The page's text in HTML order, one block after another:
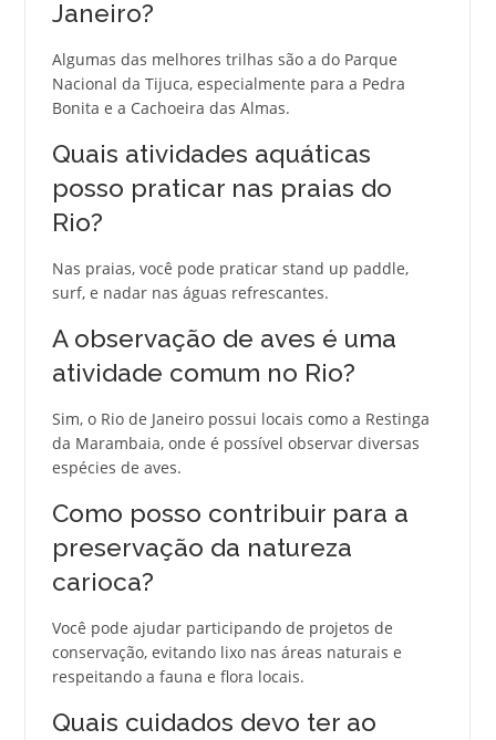
Janeiro?
Algumas das melhores trilhas são a do Parque
Nacional da Tijuca, especialmente para a Pedra
Bonita e a Cachoeira das Almas.
Quais atividades aquáticas
posso praticar nas praias do
Rio?
Nas praias, você pode praticar stand up paddle,
surf, e nadar nas águas refrescantes.
A observação de aves é uma
atividade comum no Rio?
Sim, o Rio de Janeiro possui locais como a Restinga
da Marambaia, onde é possível observar diversas
espécies de aves.
Como posso contribuir para a
preservação da natureza
carioca?
Você pode ajudar participando de projetos de
conservação, evitando lixo nas áreas naturais e
respeitando a fauna e flora locais.
Quais cuidados devo ter ao